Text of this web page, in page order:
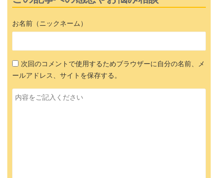
お名前（ニックネーム）
次回のコメントで使用するためブラウザーに自分の名前、メ
ールアドレス、サイトを保存する。